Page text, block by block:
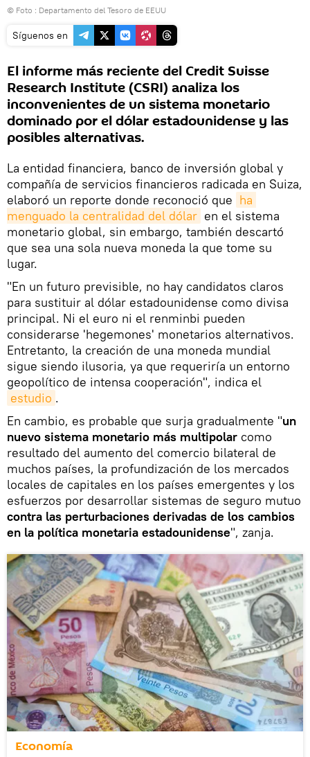
© Foto : Departamento del Tesoro de EEUU
Síguenos en
El informe más reciente del Credit Suisse
Research Institute (CSRI) analiza los
inconvenientes de un sistema monetario
dominado por el dólar estadounidense y las
posibles alternativas.
La entidad financiera, banco de inversión global y
compañía de servicios financieros radicada en Suiza,
elaboró un reporte donde reconoció que ha
menguado la centralidad del dólar en el sistema
monetario global, sin embargo, también descartó
que sea una sola nueva moneda la que tome su
lugar.
"En un futuro previsible, no hay candidatos claros
para sustituir al dólar estadounidense como divisa
principal. Ni el euro ni el renminbi pueden
considerarse 'hegemones' monetarios alternativos.
Entretanto, la creación de una moneda mundial
sigue siendo ilusoria, ya que requeriría un entorno
geopolítico de intensa cooperación", indica el
estudio .
En cambio, es probable que surja gradualmente "un
nuevo sistema monetario más multipolar como
resultado del aumento del comercio bilateral de
muchos países, la profundización de los mercados
locales de capitales en los países emergentes y los
esfuerzos por desarrollar sistemas de seguro mutuo
contra las perturbaciones derivadas de los cambios
en la política monetaria estadounidense", zanja.
Economía